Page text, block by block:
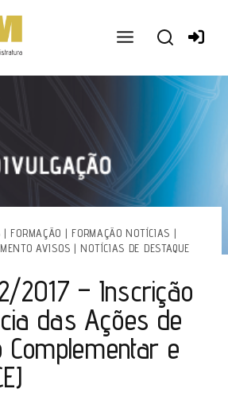
| FORMAÇÃO | FORMAÇÃO NOTÍCIAS |
AVISOS | NOTÍCIAS DE DESTAQUE
2017 – Inscrição
das Ações de
e